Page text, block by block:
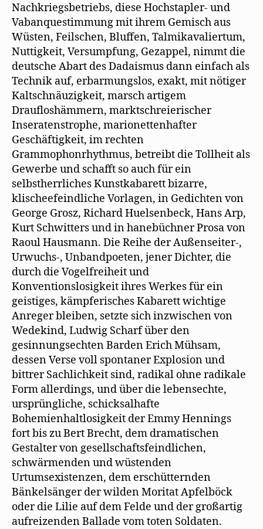
Nachkriegsbetriebs, diese Hochstapler- und
Vabanquestimmung mit ihrem Gemisch aus
Wüsten, Feilschen, Bluffen, Talmikavaliertum,
Nuttigkeit, Versumpfung, Gezappel, nimmt die
deutsche Abart des Dadaismus dann einfach als
Technik auf, erbarmungslos, exakt, mit nötiger
Kaltschnäuzigkeit, marsch artigem
Draufloshämmern, marktschreierischer
Inseratenstrophe, marionettenhafter
Geschäftigkeit, im rechten
Grammophonrhythmus, betreibt die Tollheit als
Gewerbe und schafft so auch für ein
selbstherrliches Kunstkabarett bizarre,
klischeefeindliche Vorlagen, in Gedichten von
George Grosz, Richard Huelsenbeck, Hans Arp,
Kurt Schwitters und in hanebüchner Prosa von
Raoul Hausmann. Die Reihe der Außenseiter-,
Urwuchs-, Unbandpoeten, jener Dichter, die
durch die Vogelfreiheit und
Konventionslosigkeit ihres Werkes für ein
geistiges, kämpferisches Kabarett wichtige
Anreger bleiben, setzte sich inzwischen von
Wedekind, Ludwig Scharf über den
gesinnungsechten Barden Erich Mühsam,
dessen Verse voll spontaner Explosion und
bittrer Sachlichkeit sind, radikal ohne radikale
Form allerdings, und über die lebensechte,
ursprüngliche, schicksalhafte
Bohemienhaltlosigkeit der Emmy Hennings
fort bis zu Bert Brecht, dem dramatischen
Gestalter von gesellschaftsfeindlichen,
schwärmenden und wüstenden
Urtumsexistenzen, dem erschütternden
Bänkelsänger der wilden Moritat Apfelböck
oder die Lilie auf dem Felde und der großartig
aufreizenden Ballade vom toten Soldaten.